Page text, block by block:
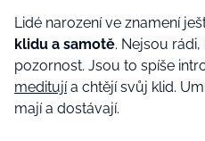
Lidé narození ve znamení
klidu a samotě. Nejsou
pozornost. Jsou to spíše
meditujía chtějí svůj klid.
mají a dostávají.